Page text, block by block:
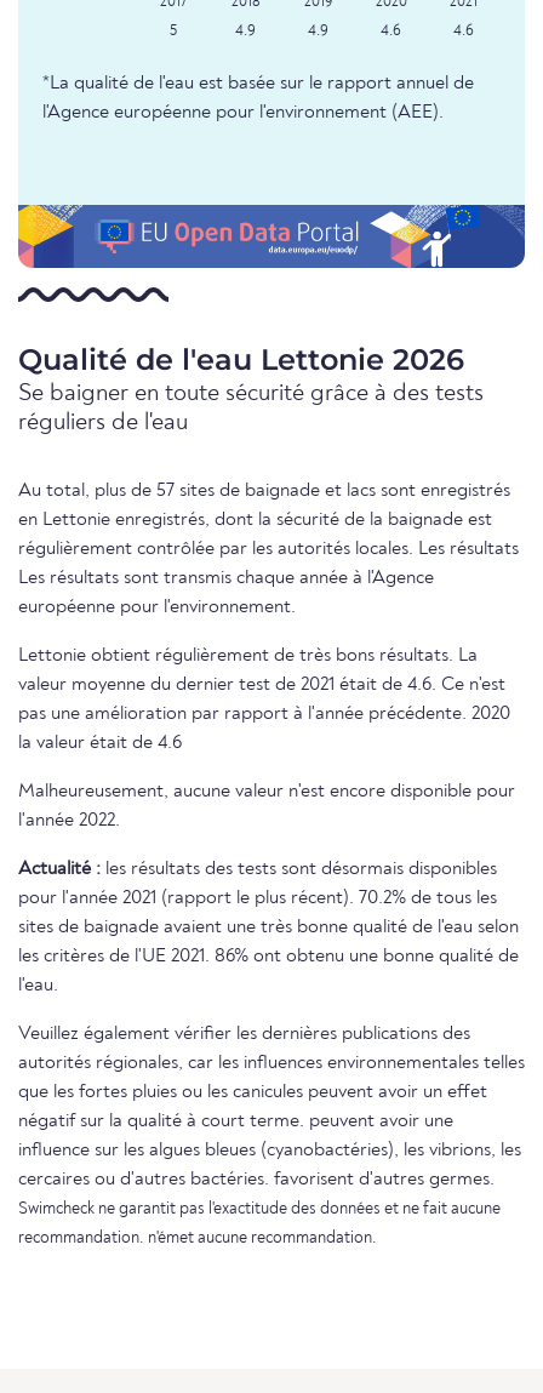
5 4.9 4.9 4.6 4.6
*La qualité de l'eau est basée sur le rapport annuel de
l'Agence européenne pour l'environnement (AEE).
Qualité de l'eau Lettonie 2026
Se baigner en toute sécurité grâce à des tests
réguliers de l'eau
Au total, plus de 57 sites de baignade et lacs sont enregistrés
en Lettonie enregistrés, dont la sécurité de la baignade est
régulièrement contrôlée par les autorités locales. Les résultats
Les résultats sont transmis chaque année à l'Agence
européenne pour l'environnement.
Lettonie obtient régulièrement de très bons résultats. La
valeur moyenne du dernier test de 2021 était de 4.6. Ce n'est
pas une amélioration par rapport à l'année précédente. 2020
la valeur était de 4.6
Malheureusement, aucune valeur n'est encore disponible pour
l'année 2022.
Actualité : les résultats des tests sont désormais disponibles
pour l'année 2021 (rapport le plus récent). 70.2% de tous les
sites de baignade avaient une très bonne qualité de l'eau selon
les critères de l'UE 2021. 86% ont obtenu une bonne qualité de
l'eau.
Veuillez également vérifier les dernières publications des
autorités régionales, car les influences environnementales telles
que les fortes pluies ou les canicules peuvent avoir un effet
négatif sur la qualité à court terme. peuvent avoir une
influence sur les algues bleues (cyanobactéries), les vibrions, les
cercaires ou d'autres bactéries. favorisent d'autres germes.
Swimcheck ne garantit pas l'exactitude des données et ne fait aucune
recommandation. n'émet aucune recommandation.